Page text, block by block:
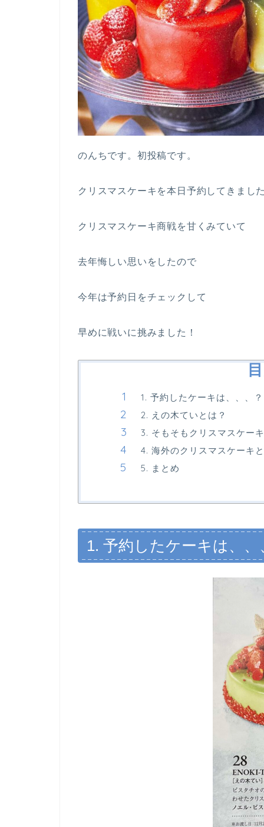
のんちです。初投稿です。
クリスマスケーキを本日予約してきまし
クリスマスケーキ商戦を甘くみていて
去年悔しい思いをしたので
今年は予約日をチェックして
早めに戦いに挑みました！
1. 予約したケーキは、、、？
2. えの木ていとは？
3. そもそもクリスマスケー
4. 海外のクリスマスケーキ
5. まとめ
1. 予約したケーキは、、